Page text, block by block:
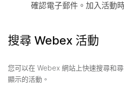
確認電子郵件。加入活動
搜尋 Webex 活動
您可以在 Webex 網站上快速搜尋和
顯示的活動。